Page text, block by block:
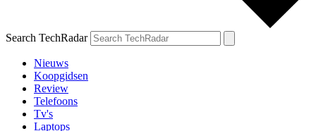
Search TechRadar
Nieuws
Koopgidsen
Review
Telefoons
Tv's
Laptops